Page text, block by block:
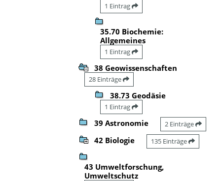
1 Eintrag
35.70 Biochemie:
Allgemeines
1 Eintrag
38 Geowissenschaften
28 Einträge
38.73 Geodäsie
1 Eintrag
39 Astronomie 2 Einträge
42 Biologie 135 Einträge
43 Umweltforschung,
Umweltschutz